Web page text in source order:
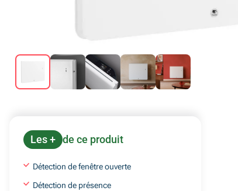
Les + de ce produit
Détection de fenêtre ouverte
Détection de présence